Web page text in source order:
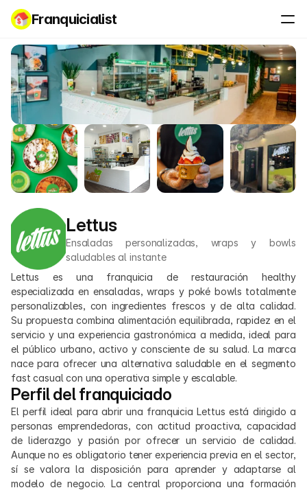
Franquicialist
Lettus
Ensaladas personalizadas, wraps y bowls
saludables al instante
Lettus es una franquicia de restauración healthy
especializada en ensaladas, wraps y poké bowls totalmente
personalizables, con ingredientes frescos y de alta calidad.
Su propuesta combina alimentación equilibrada, rapidez en el
servicio y una experiencia gastronómica a medida, ideal para
el público urbano, activo y consciente de su salud. La marca
nace para ofrecer una alternativa saludable en el segmento
fast casual con una operativa simple y escalable.
Perfil del franquiciado
El perfil ideal para abrir una franquicia Lettus está dirigido a
personas emprendedoras, con actitud proactiva, capacidad
de liderazgo y pasión por ofrecer un servicio de calidad.
Aunque no es obligatorio tener experiencia previa en el sector,
sí se valora la disposición para aprender y adaptarse al
modelo de negocio. La central proporciona una formación